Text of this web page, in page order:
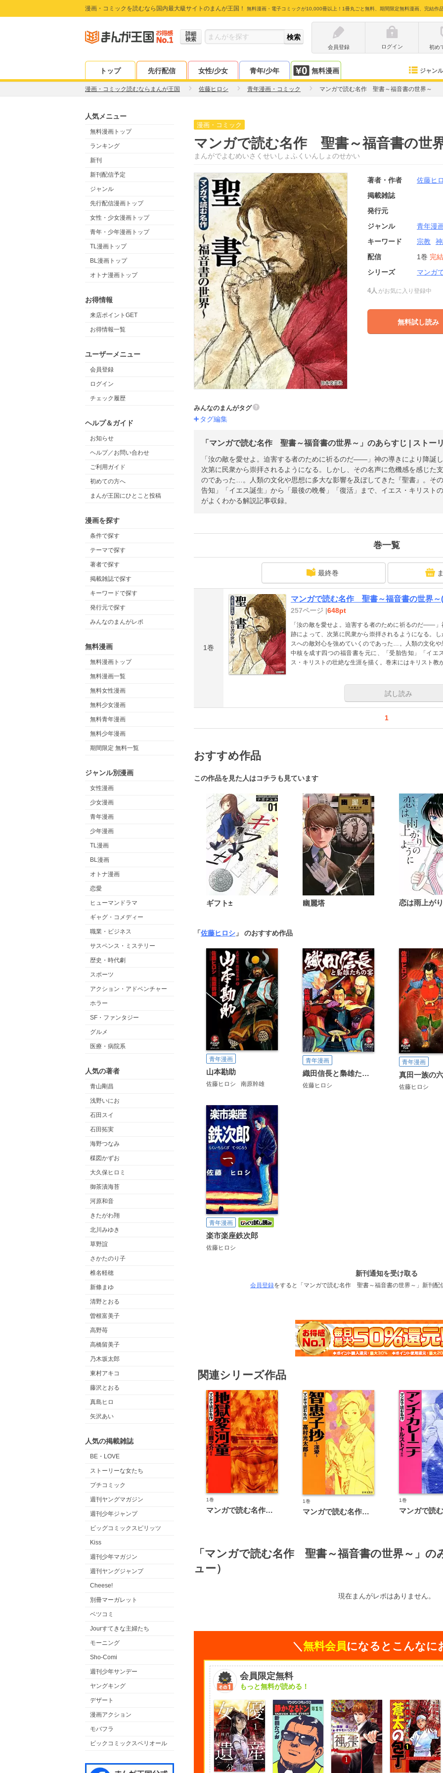
漫画・コミックを読むなら国内最大級サイトのまんが王国！ 無料漫画・電子コミックが10,000冊以上！1冊丸ごと無料、期間限定無料漫画、完結作
詳細
検索
会員登録
ログイン 初め
トップ 先行配信 女性/少女 青年/少年 無料漫画 ジャンル
漫画・コミック読むならまんが王国 佐藤ヒロシ 青年漫画・コミック マンガで読む名作 聖書～福音書の世界～
人気メニュー
無料漫画トップ
ランキング
新刊
新刊配信予定
ジャンル
先行配信漫画トップ
女性・少女漫画トップ
青年・少年漫画トップ
TL漫画トップ
BL漫画トップ
オトナ漫画トップ
お得情報
来店ポイントGET
お得情報一覧
ユーザーメニュー
会員登録
ログイン
チェック履歴
ヘルプ＆ガイド
お知らせ
ヘルプ／お問い合わせ
ご利用ガイド
初めての方へ
まんが王国にひとこと投稿
漫画を探す
条件で探す
テーマで探す
著者で探す
掲載雑誌で探す
キーワードで探す
発行元で探す
みんなのまんがレポ
無料漫画
無料漫画トップ
無料漫画一覧
無料女性漫画
無料少女漫画
無料青年漫画
無料少年漫画
期間限定 無料一覧
ジャンル別漫画
女性漫画
少女漫画
青年漫画
少年漫画
TL漫画
BL漫画
オトナ漫画
恋愛
ヒューマンドラマ
ギャグ・コメディー
職業・ビジネス
サスペンス・ミステリー
歴史・時代劇
スポーツ
アクション・アドベンチャー
ホラー
SF・ファンタジー
グルメ
医療・病院系
人気の著者
青山剛昌
浅野いにお
石田スイ
石田拓実
海野つなみ
楳図かずお
大久保ヒロミ
御茶漬海苔
河原和音
きたがわ翔
北川みゆき
草野誼
さかたのり子
椎名軽穂
新條まゆ
清野とおる
曽根富美子
高野苺
高橋留美子
乃木坂太郎
東村アキコ
藤沢とおる
真島ヒロ
矢沢あい
人気の掲載雑誌
BE・LOVE
ストーリーな女たち
プチコミック
週刊ヤングマガジン
週刊少年ジャンプ
ビッグコミックスピリッツ
Kiss
週刊少年マガジン
週刊ヤングジャンプ
Cheese!
別冊マーガレット
ベツコミ
Jourすてきな主婦たち
モーニング
Sho-Comi
週刊少年サンデー
ヤングキング
デザート
漫画アクション
モバフラ
ビックコミックスペリオール
漫画・コミック
マンガで読む名作 聖書～福音書の世
まんがでよむめいさくせいしょふくいんしょのせかい
著者・作者
佐藤ヒ
掲載雑誌
発行元
ジャンル
青年漫
キーワード
宗教
配信
1巻 完結
シリーズ
マンガ
4人 がお気に入り登録中
無料試し読み
みんなのまんがタグ
タグ編集
「マンガで読む名作 聖書～福音書の世界～」のあらすじ | ストー
「汝の敵を愛せよ。迫害する者のために祈るのだ――」神の導きにより降誕
次第に民衆から崇拝されるようになる。しかし、その名声に危機感を感じた
のであった…。人類の文化や思想に多大な影響を及ぼしてきた『聖書』。そ
告知」「イエス誕生」から「最後の晩餐」「復活」まで、イエス・キリスト
がよくわかる解説記事収録。
巻一覧
最終巻
1巻
マンガで読む名作 聖書～福音書の世界～
257ページ |648pt
「汝の敵を愛せよ。迫害する者のために祈るのだ――
跡によって、次第に民衆から崇拝されるようになる。
スへの敵対心を強めていくのであった…。人類の文化
中核を成す四つの福音書を元に、「受胎告知」「イエ
ス・キリストの壮絶な生涯を描く。巻末にはキリスト教
試し読み
1
おすすめ作品
この作品を見た人はコチラも見ています
ギフト± 幽麗塔
「佐藤ヒロシ 」 のおすすめ作品
青年漫画
山本勘助
佐藤ヒロシ 南原幹雄
青年漫画
織田信長と梟雄たちの宴
佐藤ヒロシ
青年漫画
真田一族の
佐藤ヒロシ
青年漫画
楽市楽座鉄次郎
佐藤ヒロシ
新刊通知を受け取る
会員登録をすると「マンガで読む名作 聖書～福音書の世界～」新刊配
関連シリーズ作品
1巻
マンガで読む名作 地獄変・河童
1巻
マンガで読む名作 智恵子抄～深愛～
1巻
「マンガで読む名作 聖書～福音書の世界～」
ュー）
現在まんがレポはありません。
＼ 無料会員になるとこんなに
会員限定無料
もっと無料が読める！